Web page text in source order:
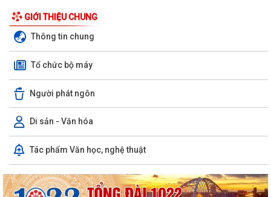
GIỚI THIỆU CHUNG
Thông tin chung
Tổ chức bộ máy
Người phát ngôn
Di sản - Văn hóa
Tác phẩm Văn học, nghệ thuật